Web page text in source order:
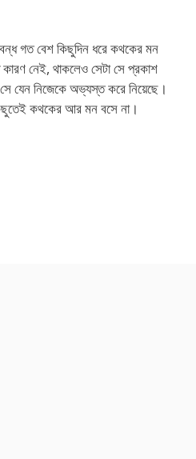
বেশ কিছুদিন ধরে কথকের মন
কারণ নেই, থাকলেও সেটা সে প্রকাশ
সে যেন নিজেকে অভ্যস্ত করে নিয়েছে।
কথকের আর মন বসে না।